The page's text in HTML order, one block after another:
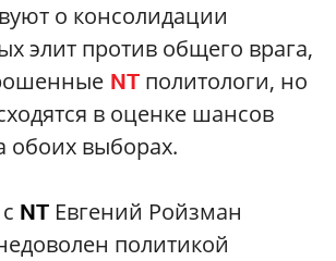
о консолидации
элит против общего врага,
NT политологи, но
в оценке шансов
обоих выборах.
NT Евгений Ройзман
политикой